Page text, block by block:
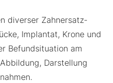
diverser Zahnersatz-
Implantat, Krone und
Befundsituation am
Darstellung